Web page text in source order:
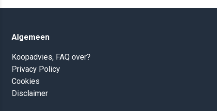
Algemeen
Koopadvies, FAQ over?
Privacy Policy
Cookies
Disclaimer